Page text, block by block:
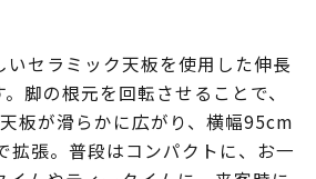
セラミック天板を使用した伸長
脚の根元を回転させることで、
板が滑らかに広がり、横幅95cm
拡張。普段はコンパクトに、お一